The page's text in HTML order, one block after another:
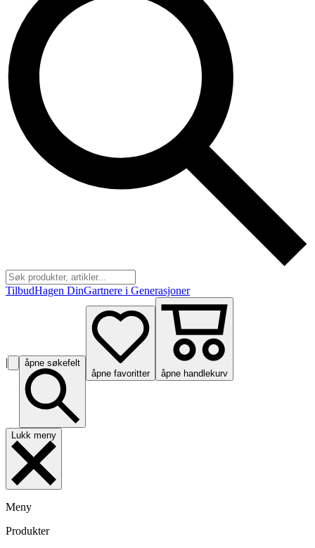
TilbudHagen DinGartnere i Generasjoner
|
åpne søkefelt
åpne favoritter
åpne handlekurv
Lukk meny
Meny
Produkter